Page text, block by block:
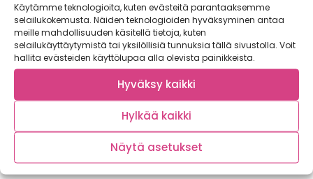
Käytämme teknologioita, kuten evästeitä parantaaksemme
selailukokemusta. Näiden teknologioiden hyväksyminen antaa
meille mahdollisuuden käsitellä tietoja, kuten
selailukäyttäytymistä tai yksilöllisiä tunnuksia tällä sivustolla. Voit
hallita evästeiden käyttölupaa alla olevista painikkeista.
Hyväksy kaikki
Hylkää kaikki
Näytä asetukset
Kesän kaunein persikkakakku –
gluteenittomasti!
Vuoden kuumin kakkusesonki on täällä, samoin kuin kauan
odotettu persikoiden aika. Kehittelimme helpon,...
sivutus
Edellinen